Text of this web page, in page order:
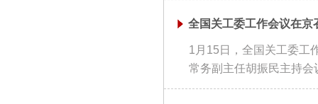
全国关工委工作会议在京
1月15日，全国关工委工
常务副主任胡振民主持